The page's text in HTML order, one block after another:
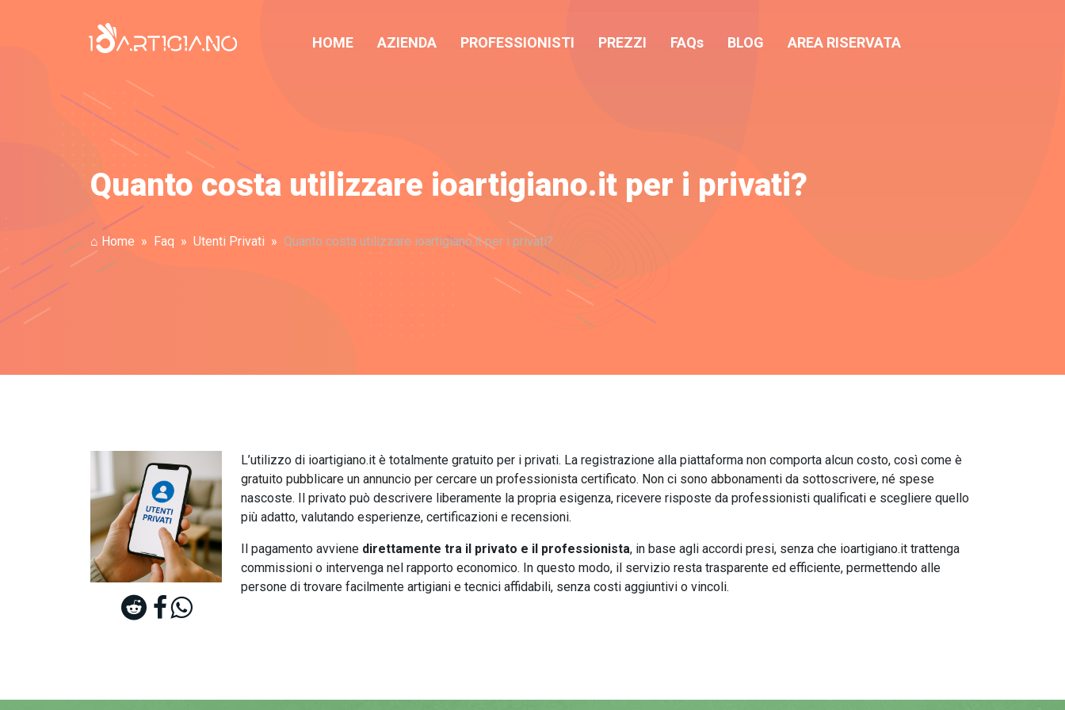
HOME AZIENDA PROFESSIONISTI PREZZI FAQs BLOG AREA RISERVATA
Quanto costa utilizzare ioartigiano.it per i privati?
⌂ Home Faq Utenti Privati Quanto costa utilizzare ioartigiano.it per i privati?
L’utilizzo di ioartigiano.it è totalmente gratuito per i privati. La registrazione alla piattaforma non comporta alcun costo, così come è
gratuito pubblicare un annuncio per cercare un professionista certificato. Non ci sono abbonamenti da sottoscrivere, né spese
nascoste. Il privato può descrivere liberamente la propria esigenza, ricevere risposte da professionisti qualificati e scegliere quello
più adatto, valutando esperienze, certificazioni e recensioni.
Il pagamento avviene direttamente tra il privato e il professionista, in base agli accordi presi, senza che ioartigiano.it trattenga
commissioni o intervenga nel rapporto economico. In questo modo, il servizio resta trasparente ed efficiente, permettendo alle
persone di trovare facilmente artigiani e tecnici affidabili, senza costi aggiuntivi o vincoli.